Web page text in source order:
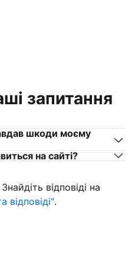
схожих на вас
запитання
шкоди моєму
на сайті?
відповіді на
відповіді".